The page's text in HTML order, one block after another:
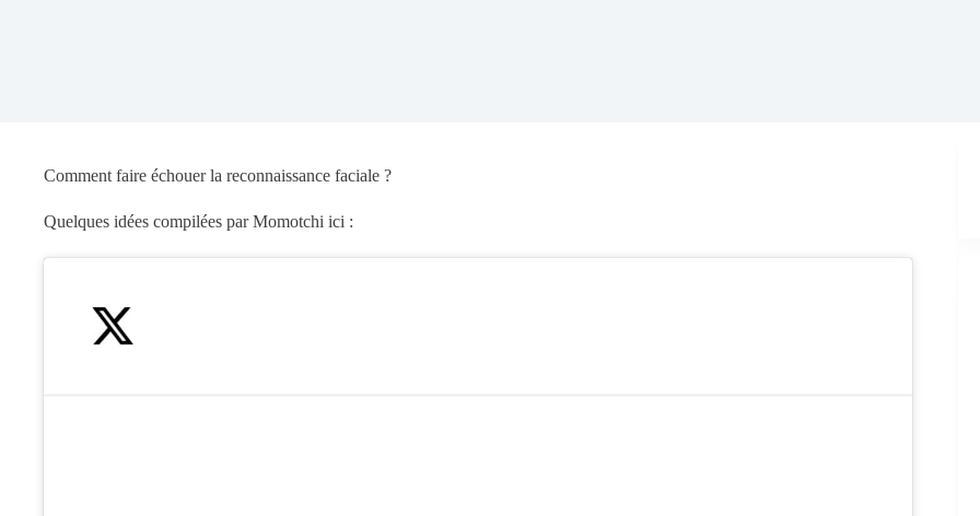
Comment faire échouer la reconnaissance faciale ?
Quelques idées compilées par Momotchi ici :